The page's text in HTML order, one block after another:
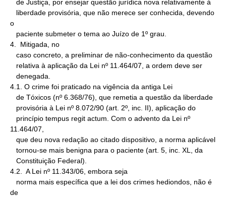
o
4.  Mitigada, no
4.1. O crime foi praticado na vigência da antiga Lei
11.464/07,
4.2.  A Lei nº 11.343/06, embora seja
de